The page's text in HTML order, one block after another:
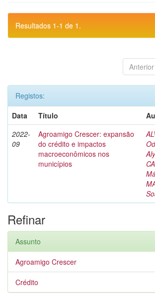
Resultados 1-1 de 1.
Anterior
Registos:
Data
Título
2022-
09
Agroamigo Crescer: expansão
do crédito e impactos
macroeconômicos nos
municípios
Refinar
Assunto
Agroamigo Crescer
Crédito